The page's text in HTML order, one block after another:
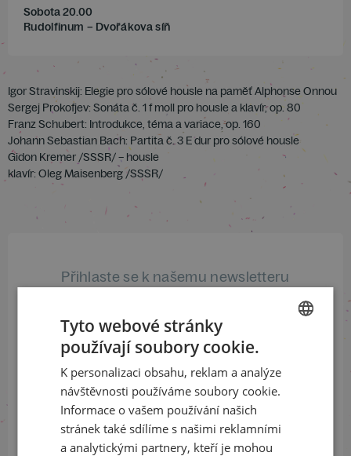
Sobota 20.00
Rudolfinum – Dvořákova síň
Igor Stravinskij: Elegie pro sólové housle na paměť Alphonse Onnou
Sergej Prokofjev: Sonáta č. 1 f moll pro housle a klavír, op. 80
Franz Schubert: Introdukce, téma a variace, op. 160
Johann Sebastian Bach: Partita č. 3 E dur pro sólové housle
Gidon Kremer /SSSR/ – housle
klavír: Oleg Maisenberg /SSSR/
Přihlaste se k našemu newsletteru
ODEBÍRAT NEWSLETTER
Sledujte nás na sociálních sítích
LinkedIn
flickr
ENGLISH
Tyto webové stránky
používají soubory cookie.
K personalizaci obsahu, reklam a analýze
návštěvnosti používáme soubory cookie.
Informace o vašem používání našich
stránek také sdílíme s našimi reklamními
a analytickými partnery, kteří je mohou